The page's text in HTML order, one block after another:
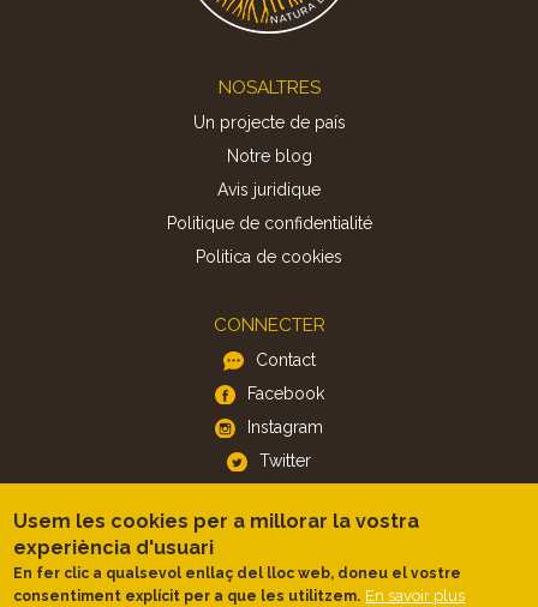
NOSALTRES
Un projecte de país
Notre blog
Avis juridique
Politique de confidentialité
Politica de cookies
CONNECTER
Contact
Facebook
Instagram
Twitter
APP
iOS
Android
Usem les cookies per a millorar la vostra
experiència d'usuari
En fer clic a qualsevol enllaç del lloc web, doneu el vostre
consentiment explícit per a que les utilitzem. En savoir plus